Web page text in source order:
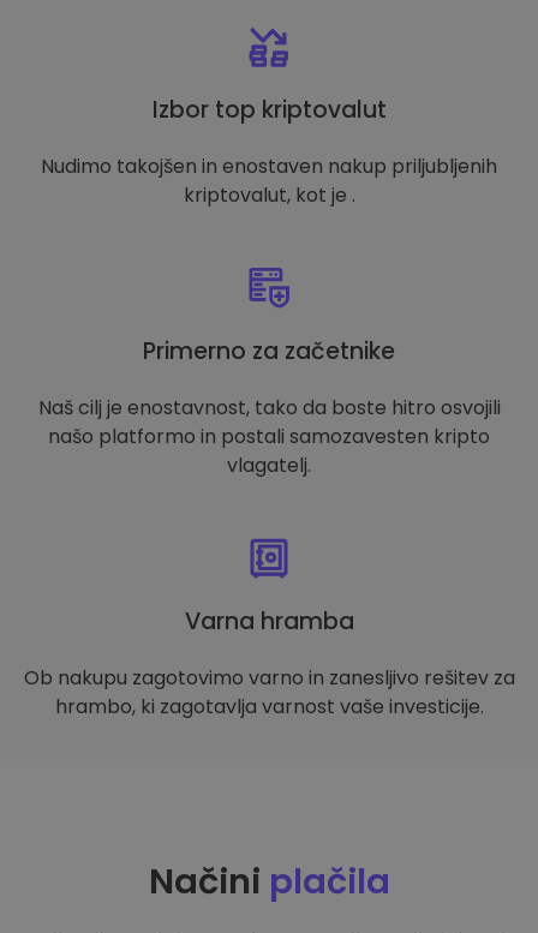
Izbor top kriptovalut
Nudimo takojšen in enostaven nakup priljubljenih
kriptovalut, kot je .
Primerno za začetnike
Naš cilj je enostavnost, tako da boste hitro osvojili
našo platformo in postali samozavesten kripto
vlagatelj.
Varna hramba
Ob nakupu zagotovimo varno in zanesljivo rešitev za
hrambo, ki zagotavlja varnost vaše investicije.
Načini plačila